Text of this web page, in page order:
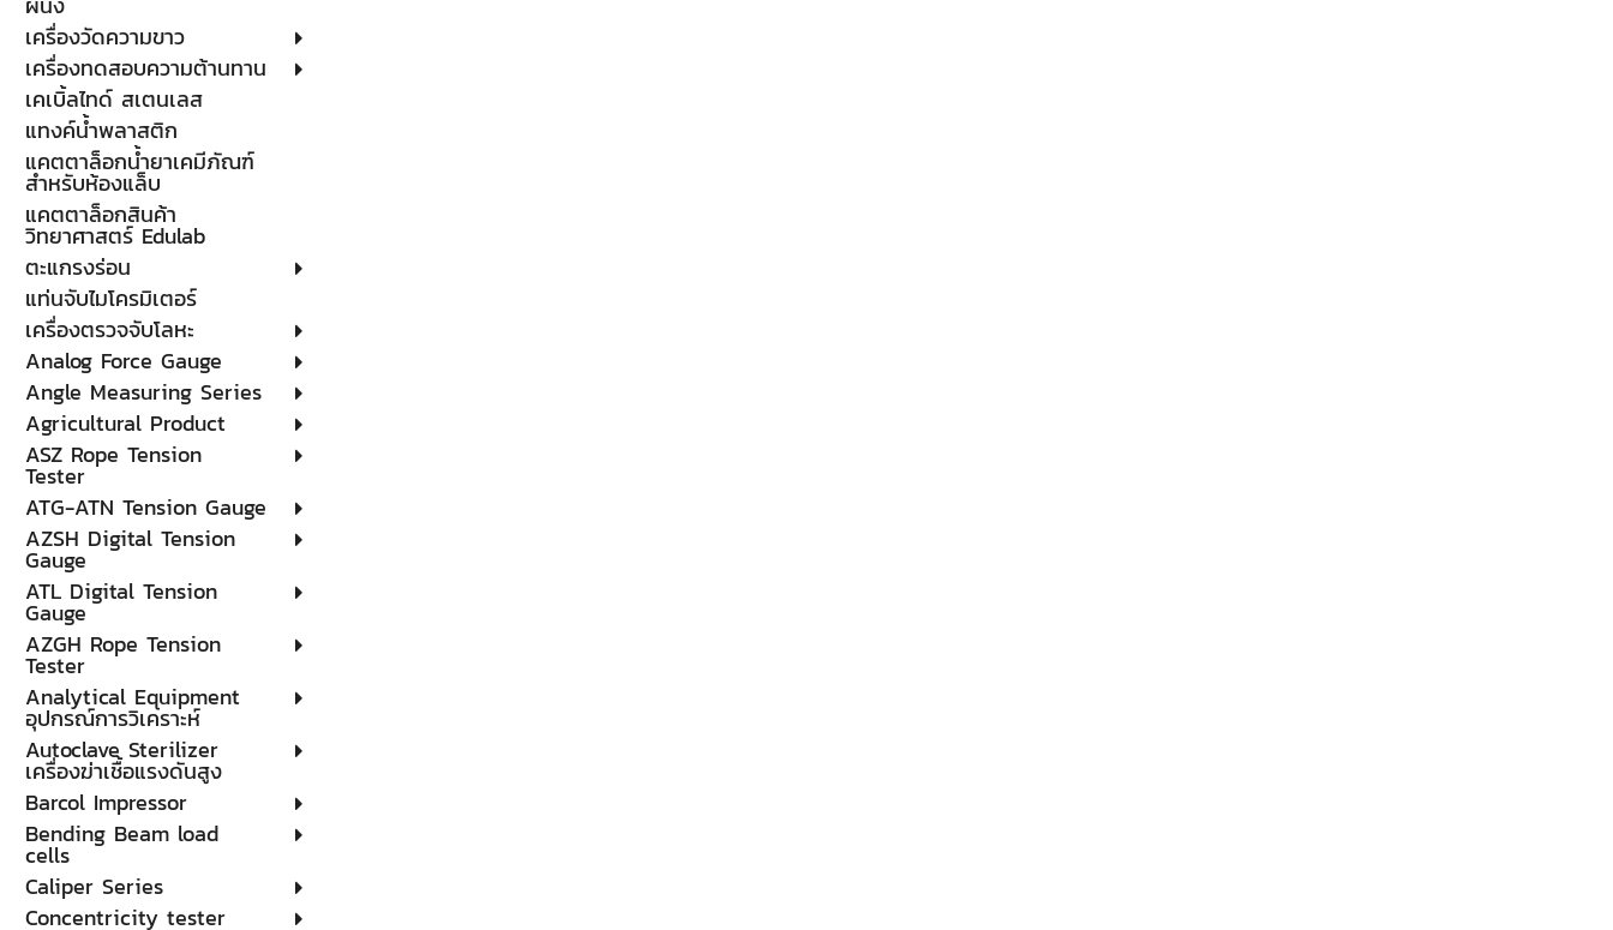
เครื่องวัดความขาว
เครื่องทดสอบความต้านทาน
เคเบิ้ลไทด์ สเตนเลส
แทงค์น้ำพลาสติก
แคตตาล็อกน้ำยาเคมีภัณฑ์
สำหรับห้องแล็บ
แคตตาล็อกสินค้า
วิทยาศาสตร์ Edulab
ตะแกรงร่อน
แท่นจับไมโครมิเตอร์
เครื่องตรวจจับโลหะ
Analog Force Gauge
Angle Measuring Series
Agricultural Product
ASZ Rope Tension
Tester
ATG-ATN Tension Gauge
AZSH Digital Tension
Gauge
ATL Digital Tension
Gauge
AZGH Rope Tension
Tester
Analytical Equipment
อุปกรณ์การวิเคราะห์
Autoclave Sterilizer
เครื่องฆ่าเชื้อแรงดันสูง
Barcol Impressor
Bending Beam load
cells
Caliper Series
Concentricity tester